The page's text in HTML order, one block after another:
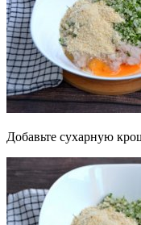
Добавьте сухарную